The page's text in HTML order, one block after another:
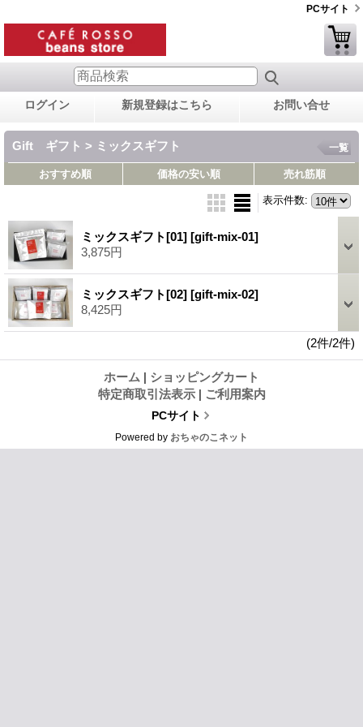
PCサイト
ログイン 新規登録はこちら お問い合せ
Gift ギフト > ミックスギフト 一覧
おすすめ順 価格の安い順 売れ筋順
表示件数:
ミックスギフト[01] [gift-mix-01]
3,875円
ミックスギフト[02] [gift-mix-02]
8,425円
(2件/2件)
ホーム | ショッピングカート
特定商取引法表示 | ご利用案内
PCサイト
Powered by おちゃのこネット